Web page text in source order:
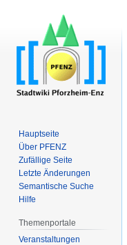
Hauptseite
Über PFENZ
Zufällige Seite
Letzte Änderungen
Semantische Suche
Hilfe
Themenportale
Veranstaltungen